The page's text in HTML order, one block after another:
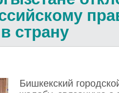
страну
Бишкекский